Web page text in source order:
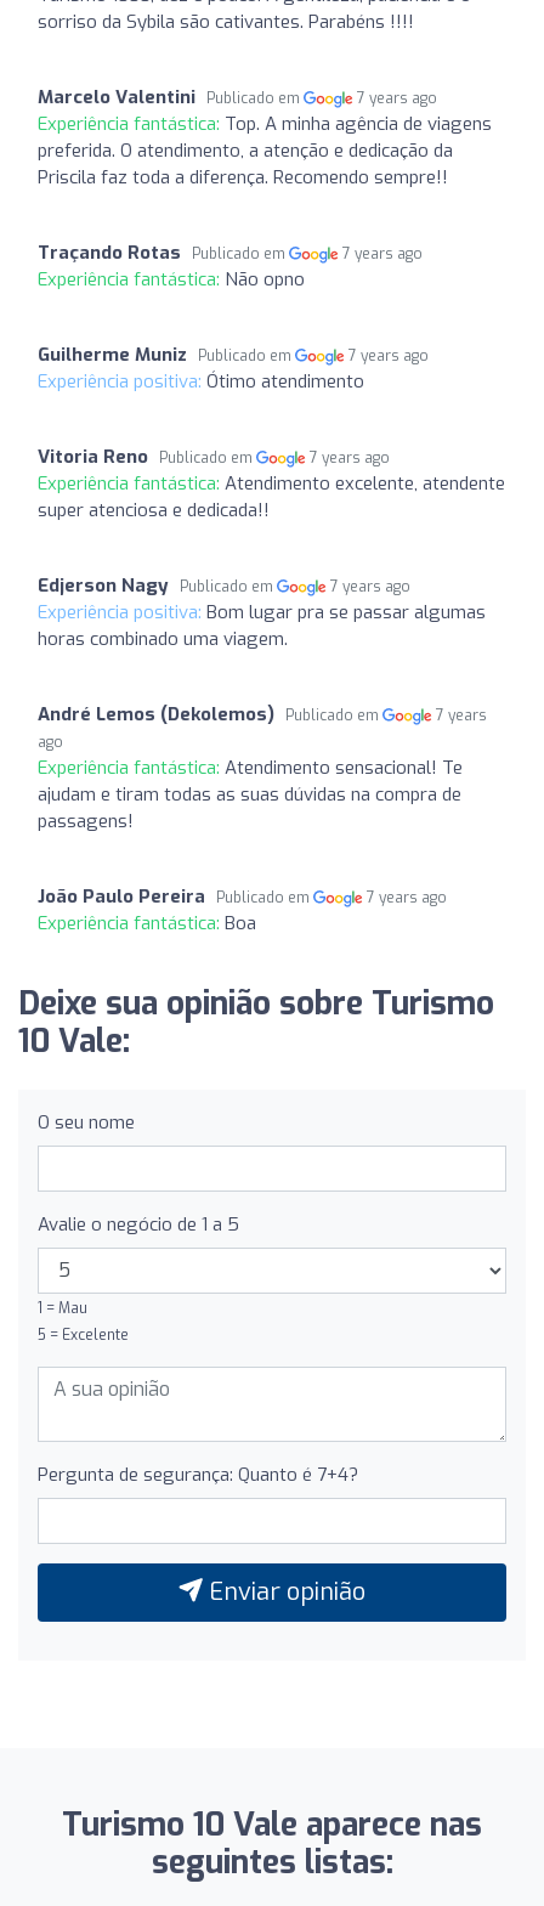
sorriso da Sybila são cativantes. Parabéns !!!!
Marcelo Valentini Publicado em 7 years ago
Experiência fantástica: Top. A minha agência de viagens
preferida. O atendimento, a atenção e dedicação da
Priscila faz toda a diferença. Recomendo sempre!!
Traçando Rotas Publicado em 7 years ago
Experiência fantástica: Não opno
Guilherme Muniz Publicado em 7 years ago
Experiência positiva: Ótimo atendimento
Vitoria Reno Publicado em 7 years ago
Experiência fantástica: Atendimento excelente, atendente
super atenciosa e dedicada!!
Edjerson Nagy Publicado em 7 years ago
Experiência positiva: Bom lugar pra se passar algumas
horas combinado uma viagem.
André Lemos (Dekolemos) Publicado em
7 years
ago
Experiência fantástica: Atendimento sensacional! Te
ajudam e tiram todas as suas dúvidas na compra de
passagens!
João Paulo Pereira Publicado em 7 years ago
Experiência fantástica: Boa
Deixe sua opinião sobre Turismo
10 Vale:
O seu nome
Avalie o negócio de 1 a 5
1 = Mau
5 = Excelente
Pergunta de segurança: Quanto é 7+4?
Enviar opinião
Turismo 10 Vale aparece nas
seguintes listas: